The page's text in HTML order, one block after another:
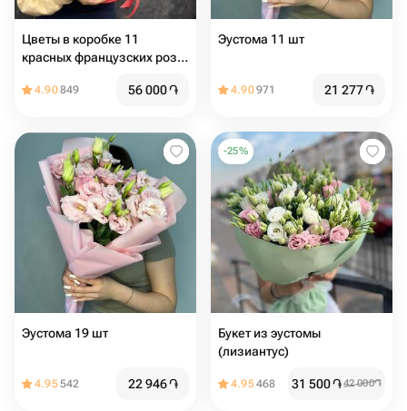
Цветы в коробке 11
красных французских роз с
4.90849 56 000֏
Эустома 11 шт
4.90971 21 277֏
Эустома 19 шт
4.95542 22 946֏
-25%
Букет из эустомы
(лизиантус)
4.95468 31 500֏42 000֏